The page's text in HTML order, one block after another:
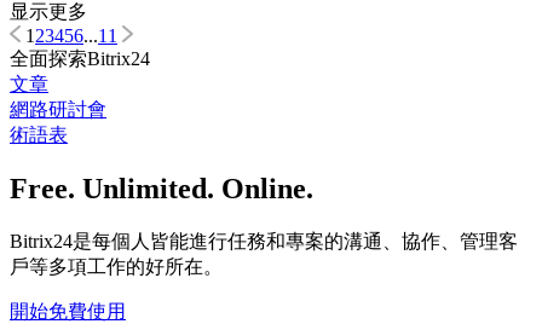
显示更多
123456...11
全面探索Bitrix24
文章
網路研討會
術語表
Free. Unlimited. Online.
Bitrix24是每個人皆能進行任務和專案的溝通、協作、管理客
戶等多項工作的好所在。
開始免費使用